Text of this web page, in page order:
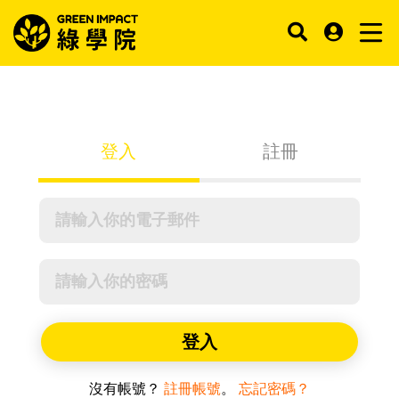
登入 註冊
登入
沒有帳號？ 註冊帳號。 忘記密碼？